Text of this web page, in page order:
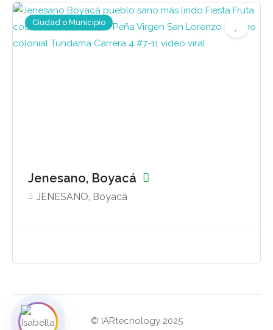
Ciudad o Municipio
Jenesano, Boyacá
JENESANO, Boyacá
© IARtecnology 2025